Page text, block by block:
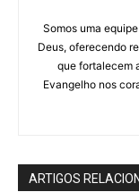
Somos uma
Deus, oferecendo
que fortalecem
Evangelho nos
ARTIGOS